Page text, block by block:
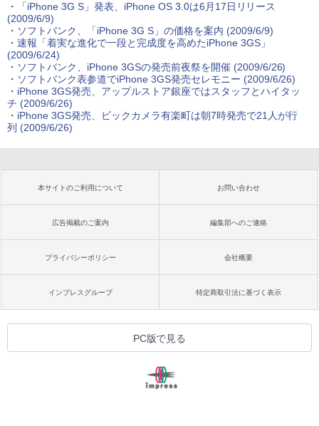
・
「iPhone 3G S」発表、iPhone OS 3.0は6月17日リリース
(2009/6/9)
・ ソフトバンク、「iPhone 3G S」の価格を案内 (2009/6/9)
・ 速報「着実な進化で一段と完成度を高めたiPhone 3GS」
(2009/6/24)
・ ソフトバンク、iPhone 3GSの発売前夜祭を開催(2009/6/26)
・ ソフトバンク表参道でiPhone 3GS発売セレモニー (2009/6/26)
・ iPhone 3GS発売、アップルストア銀座ではスタッフとハイタッ
チ (2009/6/26)
・ iPhone 3GS発売、ビックカメラ有楽町は朝7時発売で21人が行
列 (2009/6/26)
本サイトのご利用について お問い合わせ
広告掲載のご案内 編集部へのご連絡
プライバシーポリシー 会社概要
インプレスグループ 特定商取引法に基づく表示
PC版で見る